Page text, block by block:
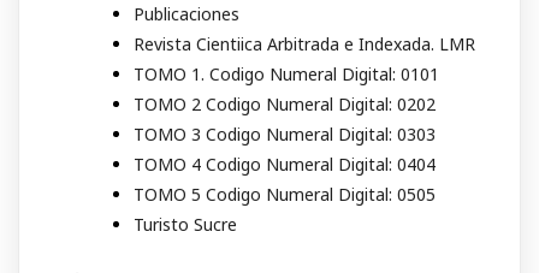
Publicaciones
Revista Cientiica Arbitrada e Indexada. LMR
TOMO 1. Codigo Numeral Digital: 0101
TOMO 2 Codigo Numeral Digital: 0202
TOMO 3 Codigo Numeral Digital: 0303
TOMO 4 Codigo Numeral Digital: 0404
TOMO 5 Codigo Numeral Digital: 0505
Turisto Sucre